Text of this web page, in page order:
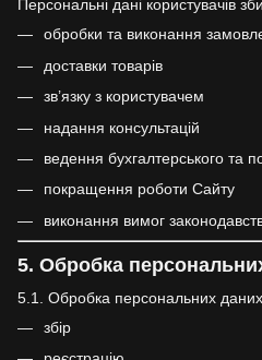
Персональні дані користувачів
обробки та виконання
доставки товарів
зв’язку з користувачем
надання консультацій
ведення бухгалтерського та
покращення роботи Сайту
виконання вимог
5. Обробка
5.1. Обробка персональних
збір